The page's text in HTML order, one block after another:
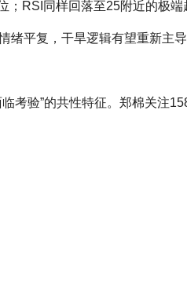
RSI同样回落至25附近的极
平复，干旱逻辑有望重新主
考验”的共性特征。郑棉关注